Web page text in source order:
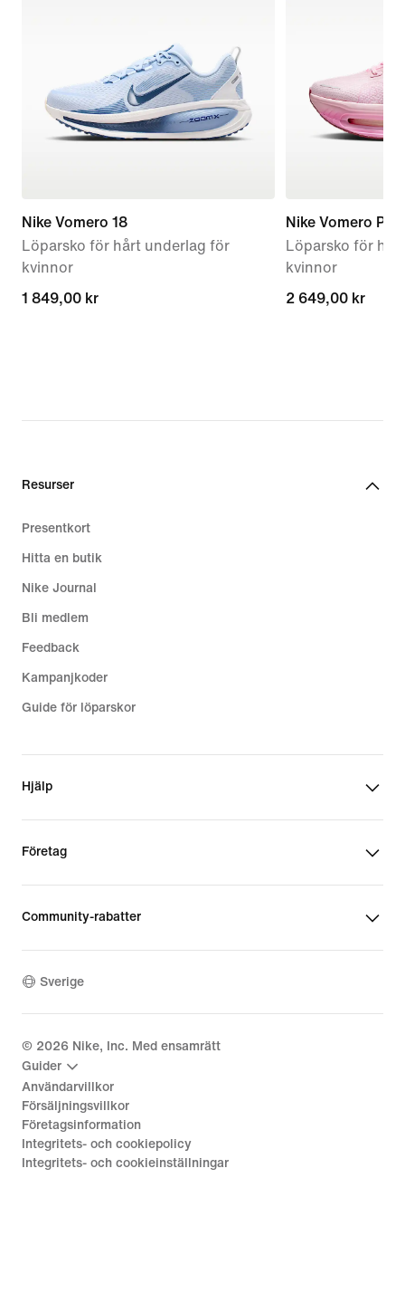
Nike Vomero 18
Löparsko för hårt underlag för
kvinnor
1 849,00 kr
1 849,00 kr
Nike Vomero
Löparsko för
kvinnor
2 649,00 kr
2 649,00 kr
Resurser
Presentkort
Hitta en butik
Nike Journal
Bli medlem
Feedback
Kampanjkoder
Guide för löparskor
Hjälp
Företag
Community-rabatter
Sverige
© 2026 Nike, Inc. Med ensamrätt
Guider
Användarvillkor
Försäljningsvillkor
Företagsinformation
Integritets- och cookiepolicy
Integritets- och cookieinställningar